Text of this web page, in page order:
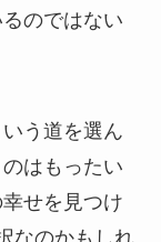
のではない
う道を選ん
はもったい
せを見つけ
なのかもしれ